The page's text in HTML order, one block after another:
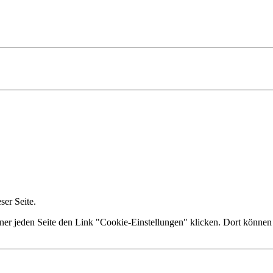
Seite.
jeden Seite den Link "Cookie-Einstellungen" klicken. Dort